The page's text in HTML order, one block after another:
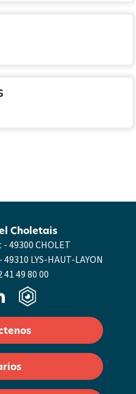
49300 CHOLET
LYS-HAUT-LAYON
41 49 80 00
Choletais